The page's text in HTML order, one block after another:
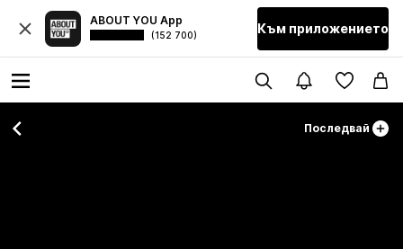
ABOUT YOU App
(152 700) Към приложението
Последвай